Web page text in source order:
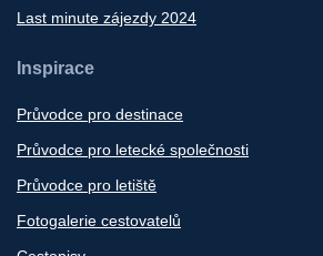
Last minute zájezdy 2024
Inspirace
Průvodce pro destinace
Průvodce pro letecké společnosti
Průvodce pro letiště
Fotogalerie cestovatelů